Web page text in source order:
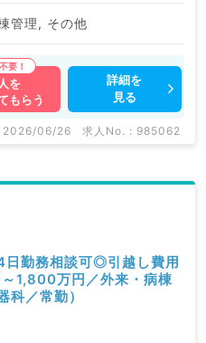
管理, その他
を
もらう
詳細を
見る
2026/06/26 求人No. : 985062
日勤務相談可◎引越し費用
1,800万円／外来・病棟
科／常勤）